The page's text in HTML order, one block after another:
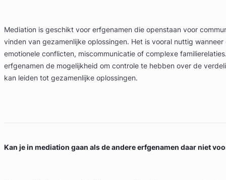
Mediation is geschikt voor erfgenamen die openstaan voor
vinden van gezamenlijke oplossingen. Het is vooral nuttig
emotionele conflicten, miscommunicatie of complexe
erfgenamen de mogelijkheid om controle te hebben over de
kan leiden tot gezamenlijke oplossingen.
Kan je in mediation gaan als de andere erfgenamen daar niet